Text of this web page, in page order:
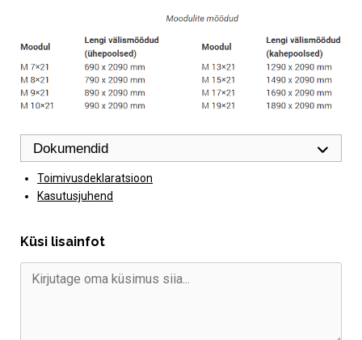
Dokumendid
Toimivusdeklaratsioon
Kasutusjuhend
Küsi lisainfot